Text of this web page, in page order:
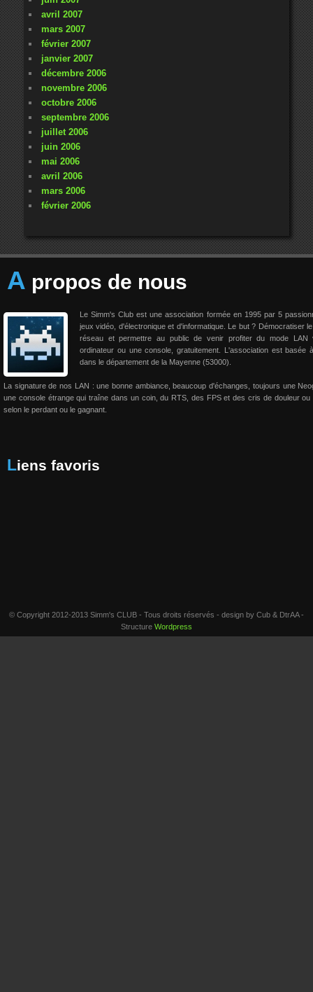
avril 2007
mars 2007
février 2007
janvier 2007
décembre 2006
novembre 2006
octobre 2006
septembre 2006
juillet 2006
juin 2006
mai 2006
avril 2006
mars 2006
février 2006
A propos de nous
Le Simm's Club est une association formée en 1995 par 5
jeux vidéo, d'électronique et d'informatique. Le but ? Démocratiser
réseau et permettre au public de venir profiter du mode LAN
ordinateur ou une console, gratuitement. L'association est basée
dans le département de la Mayenne (53000).
La signature de nos LAN : une bonne ambiance, beaucoup d'échanges, toujours une
une console étrange qui traîne dans un coin, du RTS, des FPS et des cris de douleur ou
selon le perdant ou le gagnant.
Liens favoris
© Copyright 2012-2013 Simm's CLUB - Tous droits réservés - design by Cub & DtrAA -
Structure Wordpress